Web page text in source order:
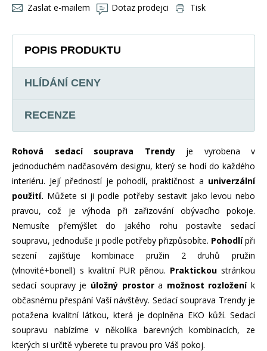
Zaslat e-mailem
Dotaz prodejci Tisk
POPIS PRODUKTU
HLÍDÁNÍ CENY
RECENZE
Rohová sedací souprava Trendyje vyrobena v
jednoduchém nadčasovém designu, který se hodí do každého
interiéru. Její předností je pohodlí, praktičnost a univerzální
použití. Můžete si ji podle potřeby sestavit jako levou nebo
pravou, což je výhoda při zařizování obývacího pokoje.
Nemusíte přemýšlet do jakého rohu postavíte sedací
soupravu, jednoduše ji podle potřeby přizpůsobíte. Pohodlípři
sezení zajišťuje kombinace pružin 2 druhů pružin
(vlnovité+bonell) s kvalitní PUR pěnou. Praktickou stránkou
sedací soupravy je úložný prostora možnost rozloženík
občasnému přespání Vaší návštěvy. Sedací souprava Trendy je
potažena kvalitní látkou, která je doplněna EKO kůží. Sedací
soupravu nabízíme v několika barevných kombinacích, ze
kterých si určitě vyberete tu pravou pro Váš pokoj.